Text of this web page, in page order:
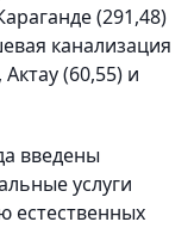
(291,48)
канализация
(60,55) и
введены
услуги
естественных